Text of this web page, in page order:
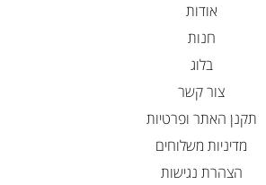
אודות
חנות
בלוג
צור קשר
תקנן האתר ופרטיות
מדיניות משלוחים
הצהרת נגישות